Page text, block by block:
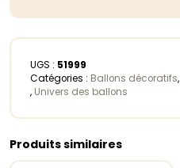
UGS : 51999
Catégories : Ballons décoratifs,
, Univers des ballons
Produits similaires